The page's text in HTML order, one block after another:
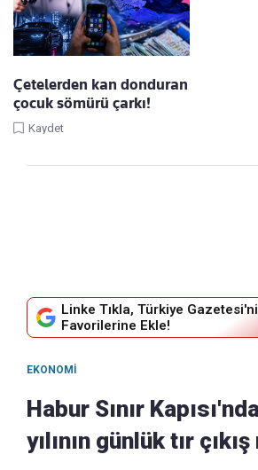
Çetelerden kan donduran
çocuk sömürü çarkı!
Kaydet
Linke Tıkla, Türkiye
Favorilerine Ekle!
EKONOMI
Habur Sınır
yılının günlük tır